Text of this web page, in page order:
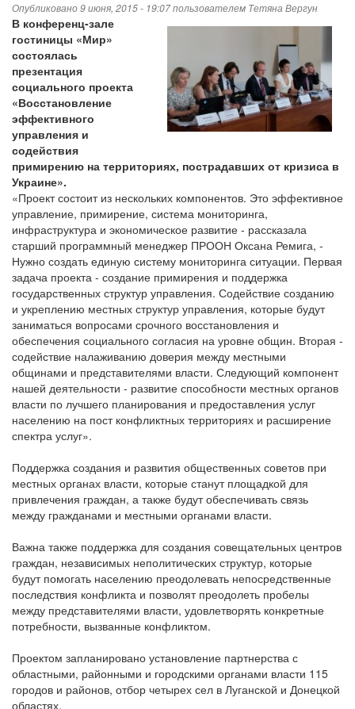
Опубликовано 9 июня, 2015 - 19:07 пользователем Тетяна Вергун
В конференц-зале
гостиницы «Мир»
состоялась
презентация
социального проекта
«Восстановление
эффективного
управления и
содействия
примирению на территориях, пострадавших от кризиса в
Украине».
«Проект состоит из нескольких компонентов. Это эффективное
управление, примирение, система мониторинга,
инфраструктура и экономическое развитие - рассказала
старший программный менеджер ПРООН Оксана Ремига, -
Нужно создать единую систему мониторинга ситуации. Первая
задача проекта - создание примирения и поддержка
государственных структур управления. Содействие созданию
и укреплению местных структур управления, которые будут
заниматься вопросами срочного восстановления и
обеспечения социального согласия на уровне общин. Вторая -
содействие налаживанию доверия между местными
общинами и представителями власти. Следующий компонент
нашей деятельности - развитие способности местных органов
власти по лучшего планирования и предоставления услуг
населению на пост конфликтных территориях и расширение
спектра услуг».
Поддержка создания и развития общественных советов при
местных органах власти, которые станут площадкой для
привлечения граждан, а также будут обеспечивать связь
между гражданами и местными органами власти.
Важна также поддержка для создания совещательных центров
граждан, независимых неполитических структур, которые
будут помогать населению преодолевать непосредственные
последствия конфликта и позволят преодолеть пробелы
между представителями власти, удовлетворять конкретные
потребности, вызванные конфликтом.
Проектом запланировано установление партнерства с
областными, районными и городскими органами власти 115
городов и районов, отбор четырех сел в Луганской и Донецкой
областях.